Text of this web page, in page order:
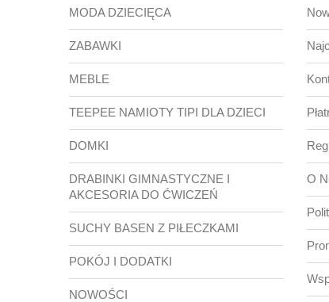
MODA DZIECIĘCA
ZABAWKI
MEBLE
TEEPEE NAMIOTY TIPI DLA DZIECI
DOMKI
DRABINKI GIMNASTYCZNE I
AKCESORIA DO ĆWICZEŃ
SUCHY BASEN Z PIŁECZKAMI
POKÓJ I DODATKI
NOWOŚCI
O